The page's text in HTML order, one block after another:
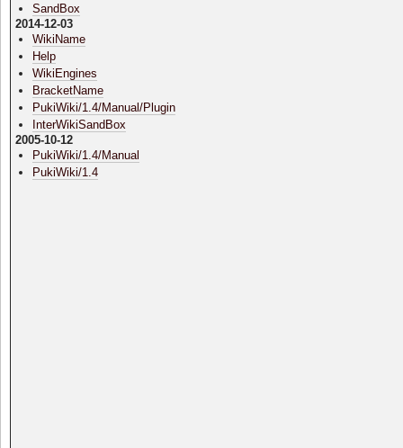
SandBox
2014-12-03
WikiName
Help
WikiEngines
BracketName
PukiWiki/1.4/Manual/Plugin
InterWikiSandBox
2005-10-12
PukiWiki/1.4/Manual
PukiWiki/1.4